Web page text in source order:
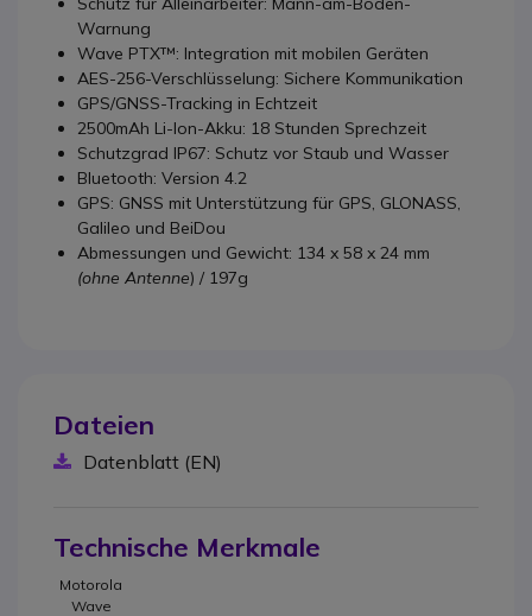
Warnung
Wave PTX™: Integration mit mobilen Geräten
AES-256-Verschlüsselung: Sichere Kommunikation
GPS/GNSS-Tracking in Echtzeit
2500mAh Li-Ion-Akku: 18 Stunden Sprechzeit
Schutzgrad IP67: Schutz vor Staub und Wasser
Bluetooth: Version 4.2
GPS: GNSS mit Unterstützung für GPS, GLONASS,
Galileo und BeiDou
Abmessungen und Gewicht: 134 x 58 x 24 mm
(ohne Antenne) / 197g
Dateien
Datenblatt (EN)
Technische Merkmale
Motorola
Wave